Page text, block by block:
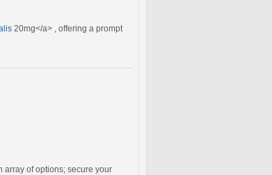
20mg</a> , offering a prompt
array of options; secure your